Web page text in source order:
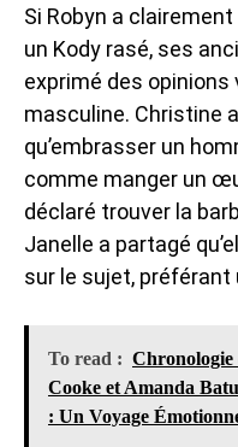
Si Robyn a
un Kody rasé, ses
exprimé des
masculine. Christine
qu’embrasser un
comme manger un
déclaré trouver la
Janelle a partagé
sur le sujet, préférant
To read : Chronologie
Cooke et Amanda
: Un Voyage